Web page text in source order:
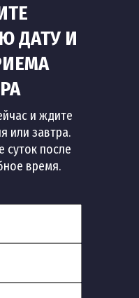
ДАТУ И
и ждите
или завтра.
суток после
время.